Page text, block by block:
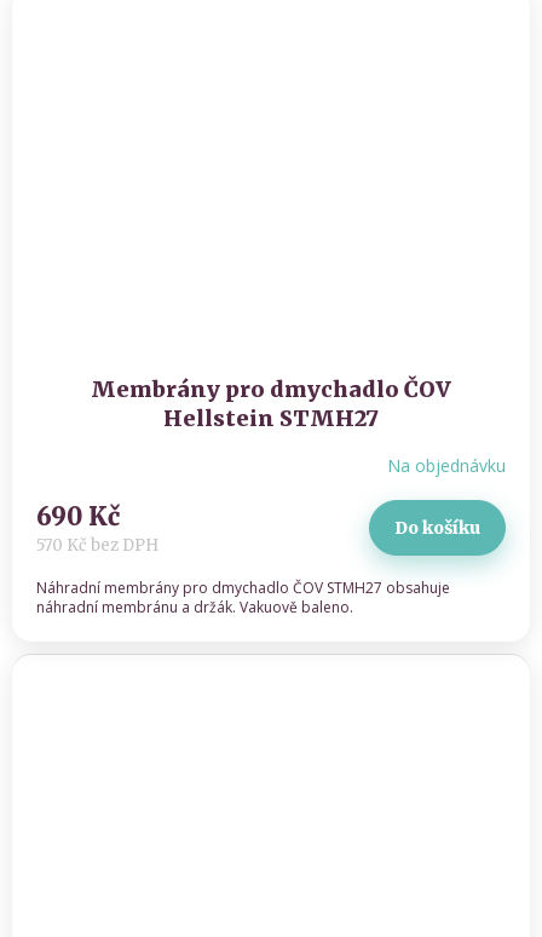
Membrány pro dmychadlo ČOV
Hellstein STMH27
Na objednávku
570 Kč bez DPH
690 Kč Do košíku
Náhradní membrány pro dmychadlo ČOV STMH27 obsahuje
náhradní membránu a držák. Vakuově baleno.